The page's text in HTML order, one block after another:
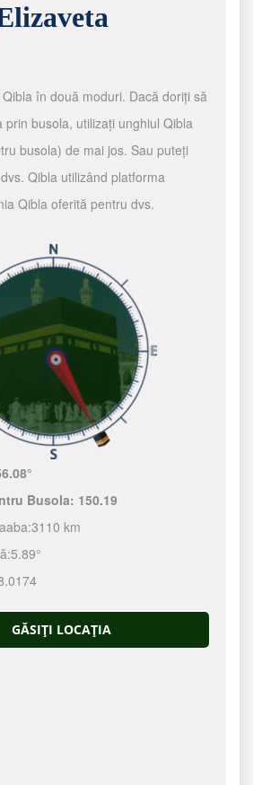
în două moduri. Dacă doriți să
prin busola, utilizați unghiul Qibla
busola) de mai jos. Sau puteți
Qibla utilizând platforma
Qibla oferită pentru dvs.
Busola: 150.19
3110 km
5.89°
GĂSIȚI LOCAȚIA